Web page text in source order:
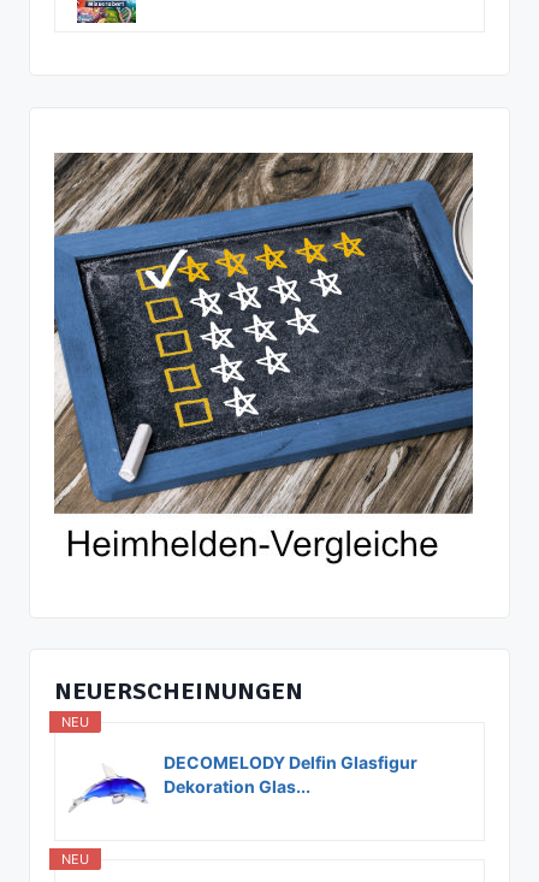
NEUERSCHEINUNGEN
NEU
DECOMELODY Delfin Glasfigur
Dekoration Glas...
NEU